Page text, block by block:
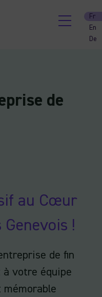
Fr
En
De
de
au Cœur
!
de fin
à votre équipe